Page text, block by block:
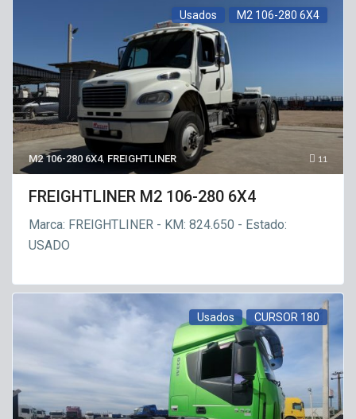
11
M2 106-280 6X4, FREIGHTLINER
Usados M2 106-280 6X4
FREIGHTLINER M2 106-280 6X4
Marca: FREIGHTLINER - KM: 824.650 - Estado:
USADO
Usados CURSOR 180